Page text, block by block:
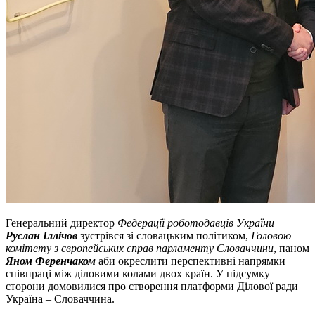
Генеральний директор Федерації роботодавців України
Руслан Іллічов зустрівся зі словацьким політиком, Головою
комітету з європейських справ парламенту Словаччини, паном
Яном Ференчаком аби окреслити перспективні напрямки
співпраці між діловими колами двох країн. У підсумку
сторони домовилися про створення платформи Ділової ради
Україна – Словаччина.